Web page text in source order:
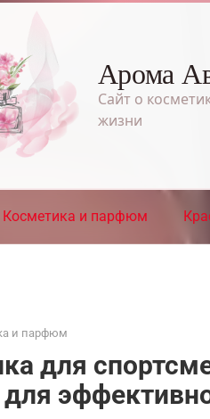
Арома
Сайт о
жизни
Косметика и парфюм
и парфюм
для